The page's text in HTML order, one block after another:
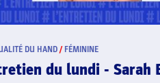
L’ACTUALITÉ DU HAND / ENTRETIEN DU
Entretien du lundi -